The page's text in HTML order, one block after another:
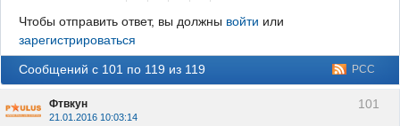
Чтобы отправить ответ, вы должны войти или
зарегистрироваться
РСС
Сообщений с 101 по 119 из 119
101
Фтвкун
21.01.2016 10:03:14